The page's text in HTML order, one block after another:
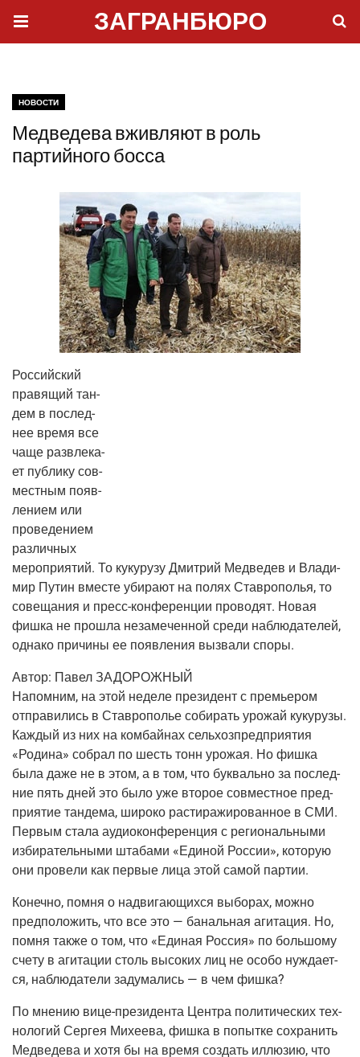
ЗАГРАНБЮРО
НОВОСТИ
Медведева вживляют в роль
партийного босса
Рос­сий­ский
пра­вя­щий тан­
дем в послед­
нее вре­мя все
чаще раз­вле­ка­
ет пуб­ли­ку сов­
мест­ным появ­
ле­ни­ем или
про­ве­де­ни­ем
раз­лич­ных
меро­при­я­тий. То куку­ру­зу Дмит­рий Мед­ве­дев и Вла­ди­
мир Путин вме­сте уби­ра­ют на полях Став­ро­по­лья, то
сове­ща­ния и пресс-кон­фе­рен­ции про­во­дят. Новая
фиш­ка не про­шла неза­ме­чен­ной сре­ди наблю­да­те­лей,
одна­ко при­чи­ны ее появ­ле­ния вызва­ли споры.
Автор: Павел ЗАДОРОЖНЫЙ
Напом­ним, на этой неде­ле пре­зи­дент с пре­мье­ром
отпра­ви­лись в Став­ро­по­лье соби­рать уро­жай куку­ру­зы.
Каж­дый из них на ком­бай­нах сель­хоз­пред­при­я­тия
«Роди­на» собрал по шесть тонн уро­жая. Но фиш­ка
была даже не в этом, а в том, что бук­валь­но за послед­
ние пять дней это было уже вто­рое сов­мест­ное пред­
при­я­тие тан­де­ма, широ­ко рас­ти­ра­жи­ро­ван­ное в СМИ.
Пер­вым ста­ла аудио­кон­фе­рен­ция с реги­о­наль­ны­ми
изби­ра­тель­ны­ми шта­ба­ми «Еди­ной Рос­сии», кото­рую
они про­ве­ли как пер­вые лица этой самой партии.
Конеч­но, пом­ня о надви­га­ю­щих­ся выбо­рах, мож­но
пред­по­ло­жить, что все это — баналь­ная аги­та­ция. Но,
пом­ня так­же о том, что «Еди­ная Рос­сия» по боль­шо­му
сче­ту в аги­та­ции столь высо­ких лиц не осо­бо нуж­да­ет­
ся, наблю­да­те­ли заду­ма­лись — в чем фишка?
По мне­нию вице-пре­зи­ден­та Цен­тра поли­ти­че­ских тех­
но­ло­гий Сер­гея Михе­е­ва, фиш­ка в попыт­ке сохра­нить
Мед­ве­де­ва и хотя бы на вре­мя создать иллю­зию, что